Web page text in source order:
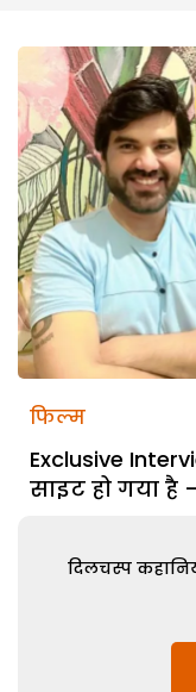
फिल्म
Exclusive
साइट हो गया
दिलचस्प